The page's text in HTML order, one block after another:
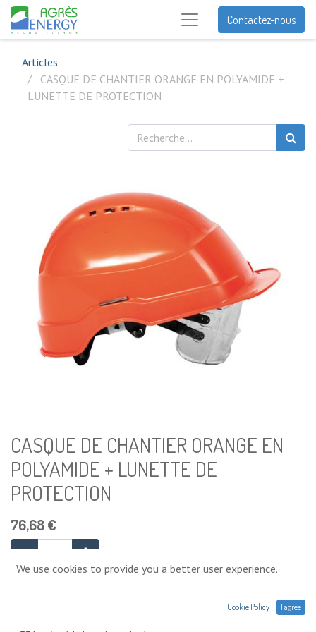
Contactez-nous
Articles
CASQUE DE CHANTIER ORANGE EN POLYAMIDE +
LUNETTE DE PROTECTION
CASQUE DE CHANTIER ORANGE EN
POLYAMIDE + LUNETTE DE
PROTECTION
76,68€
We use cookies to provide you a better user experience.
Cookie Policy I agree